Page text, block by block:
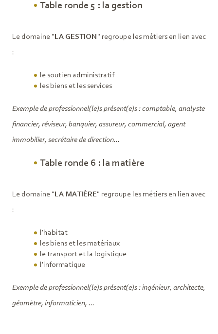
Table ronde 5 : la gestion
Le domaine "LA GESTION" regroupe les métiers en lien avec
:
le soutien administratif
les biens et les services
Exemple de professionnel(le)s présent(e)s : comptable, analyste
financier, réviseur, banquier, assureur, commercial, agent
immobilier, secrétaire de direction...
Table ronde 6 : la matière
Le domaine "LA MATIÈRE" regroupe les métiers en lien avec
:
l'habitat
les biens et les matériaux
le transport et la logistique
l'informatique
Exemple de professionnel(le)s présent(e)s : ingénieur, architecte,
géomètre, informaticien, ...